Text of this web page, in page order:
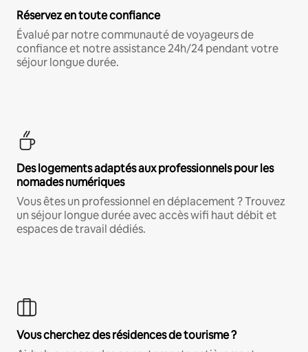
Réservez en toute confiance
Évalué par notre communauté de voyageurs de
confiance et notre assistance 24h/24 pendant votre
séjour longue durée.
Des logements adaptés aux professionnels pour les
nomades numériques
Vous êtes un professionnel en déplacement ? Trouvez
un séjour longue durée avec accès wifi haut débit et
espaces de travail dédiés.
Vous cherchez des résidences de tourisme ?